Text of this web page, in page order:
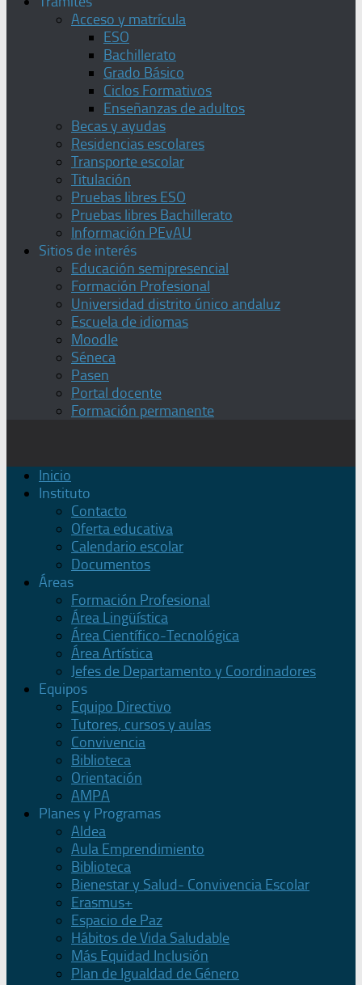
Acceso y matrícula
ESO
Bachillerato
Grado Básico
Ciclos Formativos
Enseñanzas de adultos
Becas y ayudas
Residencias escolares
Transporte escolar
Titulación
Pruebas libres ESO
Pruebas libres Bachillerato
Información PEvAU
Sitios de interés
Educación semipresencial
Formación Profesional
Universidad distrito único andaluz
Escuela de idiomas
Moodle
Séneca
Pasen
Portal docente
Formación permanente
Inicio
Instituto
Contacto
Oferta educativa
Calendario escolar
Documentos
Áreas
Formación Profesional
Área Lingüística
Área Científico-Tecnológica
Área Artística
Jefes de Departamento y Coordinadores
Equipos
Equipo Directivo
Tutores, cursos y aulas
Convivencia
Biblioteca
Orientación
AMPA
Planes y Programas
Aldea
Aula Emprendimiento
Biblioteca
Bienestar y Salud- Convivencia Escolar
Erasmus+
Espacio de Paz
Hábitos de Vida Saludable
Más Equidad Inclusión
Plan de Igualdad de Género